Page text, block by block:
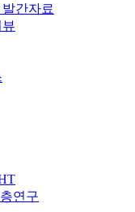
간자료
연구